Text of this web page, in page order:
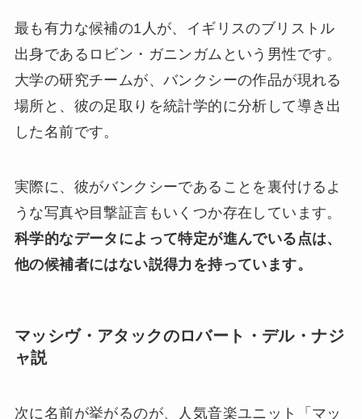
最も有力な候補の1人が、イギリスのブリストル
出身であるロビン・ガニンガムという男性です。
大学の研究チームが、バンクシーの作品が現れる
場所と、彼の足取りを統計学的に分析して導き出
した名前です。
実際に、彼がバンクシーであることを裏付けるよ
うな写真や目撃証言もいくつか存在しています。
科学的なデータによって特定が進んでいる点は、
他の候補者にはない説得力を持っています。
マッシヴ・アタックのロバート・デル・ナジ
ャ説
次に名前が挙がるのが、人気音楽ユニット「マッ